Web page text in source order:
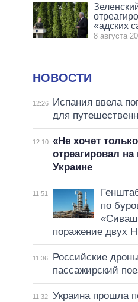
«адских
8 августа
НОВОСТИ
12:26
Испания ввела
для
12:10 «Не хочет
отреагировал
Украине
11:51
по
поражение двух
11:36
Российские
пассажирский
11:32
Украина прошла